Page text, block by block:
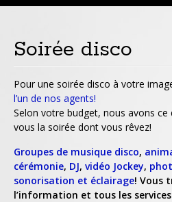
Soirée disco
Pour une soirée disco à votre
l’un de nos agents!
Selon votre budget, nous avons ce
vous la soirée dont vous rêvez!
Groupes de musique disco,
cérémonie, DJ, vidéo Jockey,
sonorisation et éclairage! Vous
l’information et tous les